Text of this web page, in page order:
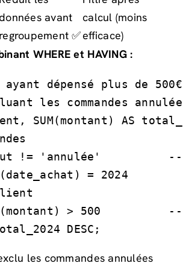
avant
regroupement ✅
calcul (moins
efficace)
WHERE et HAVING :
dépensé plus de
les commandes
SUM(montant) AS
!= 'annulée'          --
= 2024
> 500
DESC;
les commandes annulées